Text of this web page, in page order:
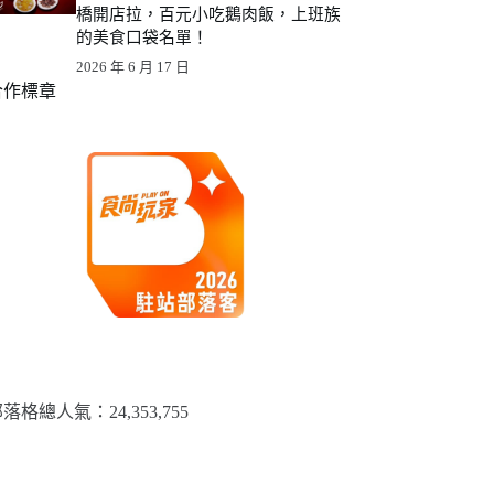
橋開店拉，百元小吃鵝肉飯，上班族
的美食口袋名單！
2026 年 6 月 17 日
作標章
格總人氣：​24,353,755